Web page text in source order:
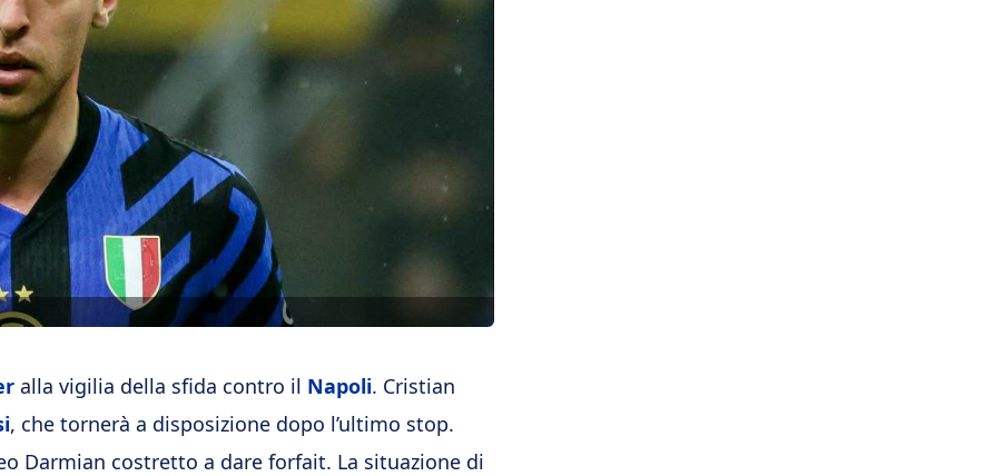
alla vigilia della sfida contro il Napoli. Cristian
, che tornerà a disposizione dopo l’ultimo stop.
Darmian costretto a dare forfait. La situazione di